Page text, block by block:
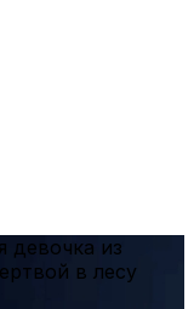
девочка из
в лесу